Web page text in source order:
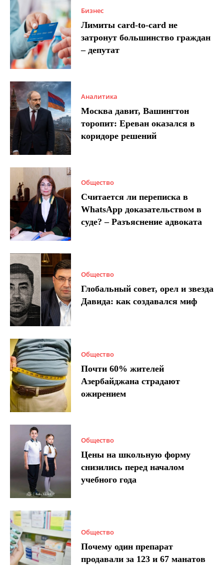
Бизнес
Лимиты card-to-card не
затронут большинство граждан
– депутат
Аналитика
Москва давит, Вашингтон
торопит: Ереван оказался в
коридоре решений
Общество
Считается ли переписка в
WhatsApp доказательством в
суде? – Разъяснение адвоката
Общество
Глобальный совет, орел и звезда
Давида: как создавался миф
Общество
Почти 60% жителей
Азербайджана страдают
ожирением
Общество
Цены на школьную форму
снизились перед началом
учебного года
Общество
Почему один препарат
продавали за 123 и 67 манатов